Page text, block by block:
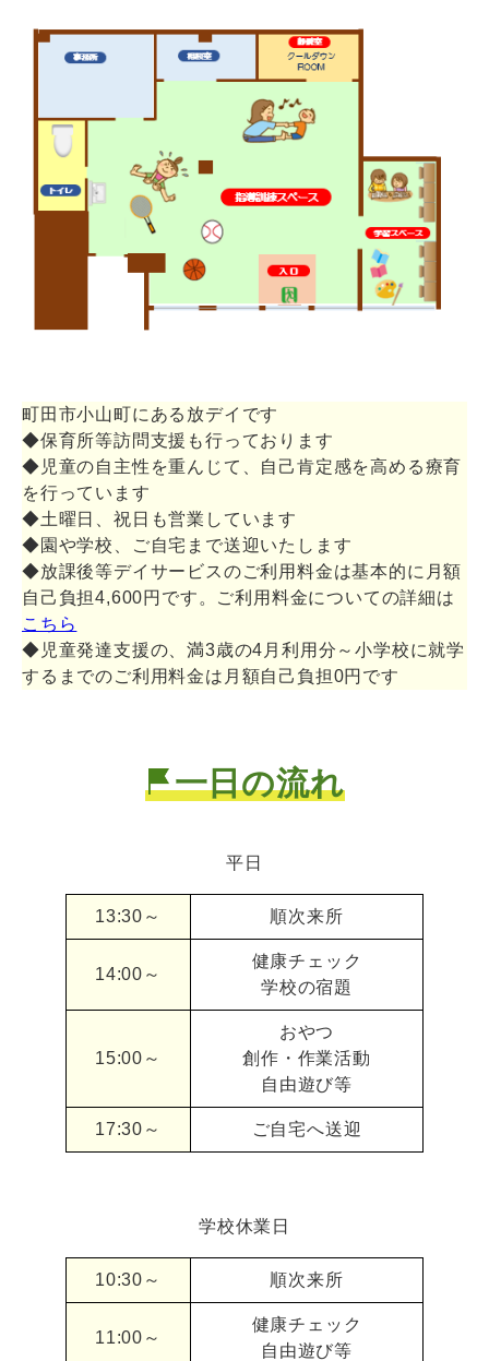
町田市小山町にある放デイです
◆保育所等訪問支援も行っております
◆児童の自主性を重んじて、自己肯定感を高める療育
を行っています
◆土曜日、祝日も営業しています
◆園や学校、ご自宅まで送迎いたします
◆放課後等デイサービスのご利用料金は基本的に月額
自己負担4,600円です。ご利用料金についての詳細は
こちら
◆児童発達支援の、満3歳の4月利用分～小学校に就学
するまでのご利用料金は月額自己負担0円です
一日の流れ
平日
13:30～ 順次来所
14:00～
健康チェック
学校の宿題
15:00～
おやつ
創作・作業活動
自由遊び等
17:30～ ご自宅へ送迎
学校休業日
10:30～ 順次来所
11:00～
健康チェック
自由遊び等